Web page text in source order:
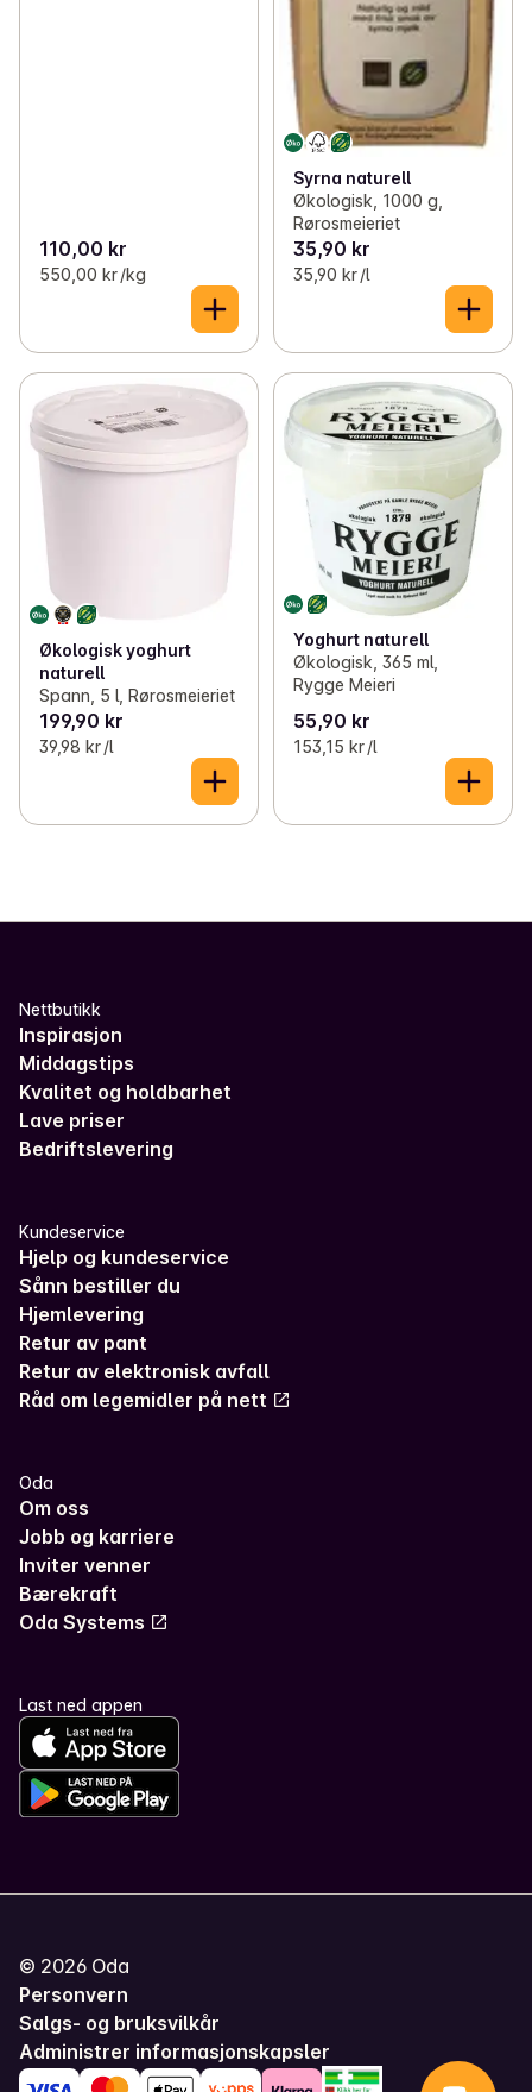
110,00 kr
550,00 kr /kg
Syrna naturell
Økologisk, 1000 g,
Rørosmeieriet
35,90 kr
35,90 kr /l
Økologisk yoghurt
naturell
Spann, 5 l, Rørosmeieriet
199,90 kr
39,98 kr /l
Yoghurt naturell
Økologisk, 365 ml,
Rygge Meieri
55,90 kr
153,15 kr /l
Nettbutikk
Inspirasjon
Middagstips
Kvalitet og holdbarhet
Lave priser
Bedriftslevering
Kundeservice
Hjelp og kundeservice
Sånn bestiller du
Hjemlevering
Retur av pant
Retur av elektronisk avfall
Råd om legemidler på nett
Oda
Om oss
Jobb og karriere
Inviter venner
Bærekraft
Oda Systems
Last ned appen
© 2026 Oda
Personvern
Salgs- og bruksvilkår
Administrer informasjonskapsler